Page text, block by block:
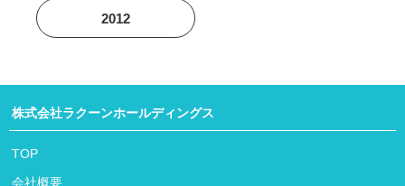
2012
株式会社ラクーンホールディングス
TOP
会社概要